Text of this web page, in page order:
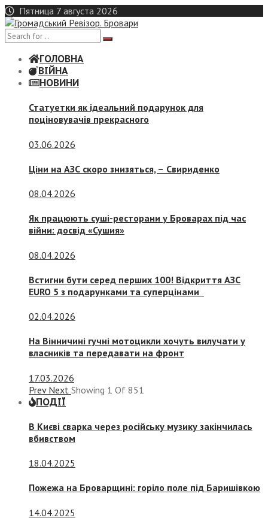
Skip
to
content
Пятница 7 августа 2026
ГОЛОВНА
ВІЙНА
НОВИНИ
Статуетки як ідеальний подарунок для
поціновувачів прекрасного
03.06.2026
Ціни на АЗС скоро знизяться, – Свириденко
08.04.2026
Як працюють суші-ресторани у Броварах під час
війни: досвід «Сушия»
08.04.2026
Встигни бути серед перших 100! Відкриття АЗС
EURO 5 з подарунками та суперцінами
02.04.2026
На Вінничині гучні мотоцикли хочуть вилучати у
власників та передавати на фронт
17.03.2026
Prev Next Showing 1 Of 851
ПОДІЇ
В Києві сварка через російську музику закінчилась
вбивством
18.04.2025
Пожежа на Броварщині: горіло поле під Баришівкою
14.04.2025